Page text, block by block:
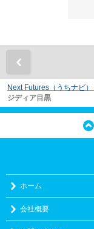
Next Futures（うちナビ）
ジディア目黒
ホーム
会社概要